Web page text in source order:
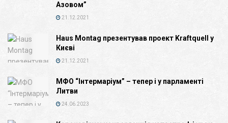
Азовом”
21.12.2021
Haus Montag презентував проект Kraftquell у
Києві
21.12.2021
МФО “Інтермаріум” – тепер і у парламенті
Литви
24.06.2023